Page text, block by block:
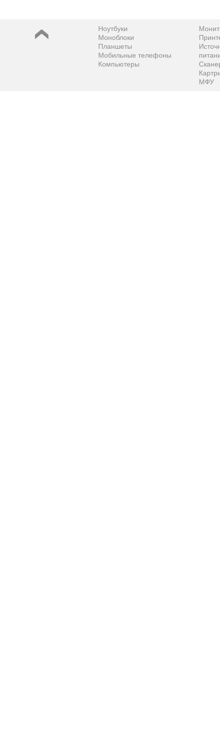
Ноутбуки
Моноблоки
Планшеты
Мобильные телефоны
Компьютеры
МФУ